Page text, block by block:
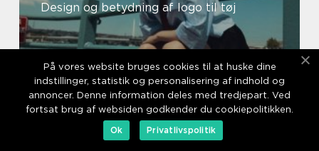
Design og betydning af logo til tøj
18. marts 2025
På vores website bruges cookies til at huske dine
indstillinger, statistik og personalisering af indhold og
annoncer. Denne information deles med tredjepart. Ved
fortsat brug af websiden godkender du cookiepolitikken.
Ok
Privatlivspolitik